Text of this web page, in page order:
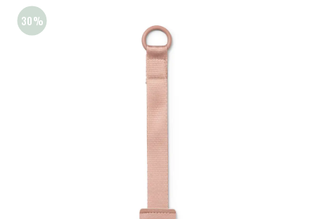
Lelut ja pelit
Äiti & Isä
Huonekalut & vuodevaatteet
Tarvikkeet
Varaosat
Kampanjat
Lahjavinkkejä
Suosikit